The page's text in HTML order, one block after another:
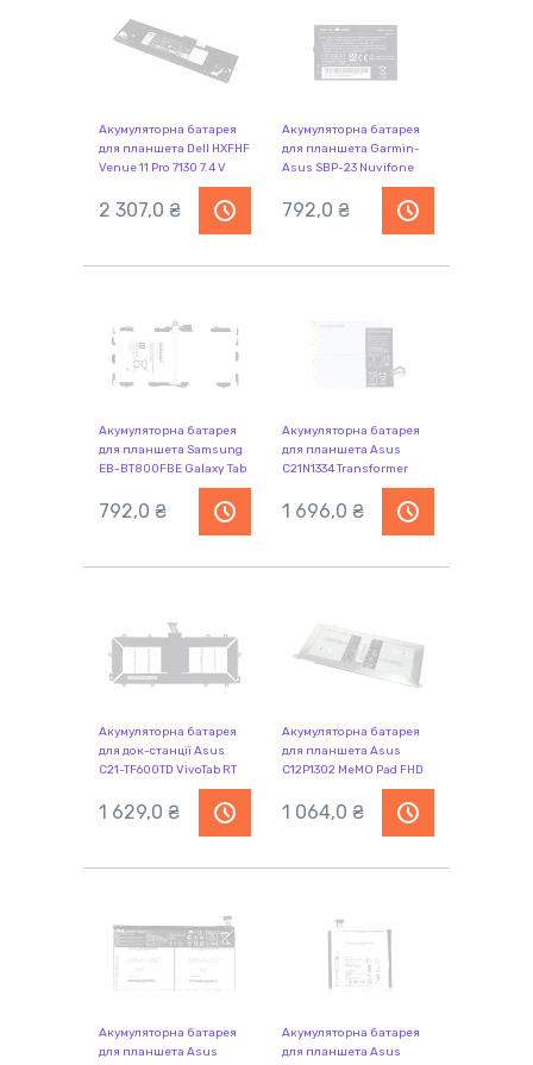
Акумуляторна батарея
для планшета Dell HXFHF
Venue 11 Pro 7130 7.4 V
Black 4868mAh Orig
2 307,0 ₴
Акумуляторна батарея
для планшета Garmin-
Asus SBP-23 Nuvifone
A10 3.7V Black 1500mAh
Orig
792,0 ₴
Акумуляторна батарея
для планшета Samsung
EB-BT800FBE Galaxy Tab
S 10.5 SM-T800 3.8V White
7900mAh Orig
792,0 ₴
Акумуляторна батарея
для планшета Asus
C21N1334 Transformer
Book T200TA 7.6V Black
4900mAh Orig
1 696,0 ₴
Акумуляторна батарея
для док-станції Asus
C21-TF600TD VivoTab RT
TF600T 7.4V Black
2950mAh Orig
1 629,0 ₴
Акумуляторна батарея
для планшета Asus
C12P1302 MeMO Pad FHD
10 3.7V Silver 6560mAh
Orig
1 064,0 ₴
Акумуляторна батарея
для планшета Asus
Акумуляторна батарея
для планшета Asus